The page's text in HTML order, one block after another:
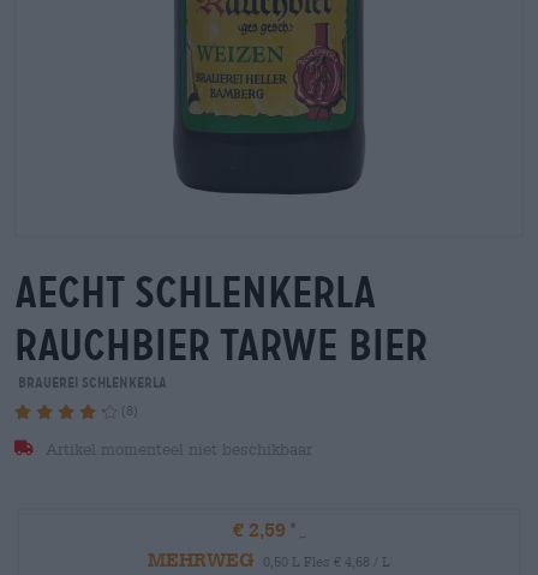
aecht schlenkerla
rauchbier Tarwe bier
Brauerei Schlenkerla
(8)
Artikel momenteel niet beschikbaar
€ 2,59
MEHRWEG
0,50 L Fles € 4,68 / L